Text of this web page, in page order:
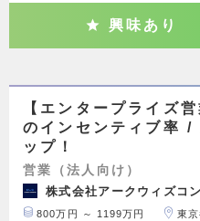
興味あり
【エンタープライズ
のインセンティブ率 /
ップ！
営業（法人向け）
株式会社アークウィズコ
800万円 ～ 1199万円 東